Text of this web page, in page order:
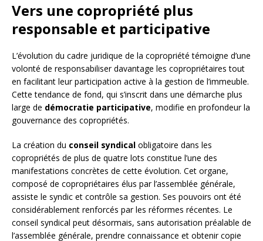
Vers une copropriété plus
responsable et participative
L’évolution du cadre juridique de la copropriété témoigne d’une
volonté de responsabiliser davantage les copropriétaires tout
en facilitant leur participation active à la gestion de l’immeuble.
Cette tendance de fond, qui s’inscrit dans une démarche plus
large de démocratie participative, modifie en profondeur la
gouvernance des copropriétés.
La création du conseil syndical obligatoire dans les
copropriétés de plus de quatre lots constitue l’une des
manifestations concrètes de cette évolution. Cet organe,
composé de copropriétaires élus par l’assemblée générale,
assiste le syndic et contrôle sa gestion. Ses pouvoirs ont été
considérablement renforcés par les réformes récentes. Le
conseil syndical peut désormais, sans autorisation préalable de
l’assemblée générale, prendre connaissance et obtenir copie